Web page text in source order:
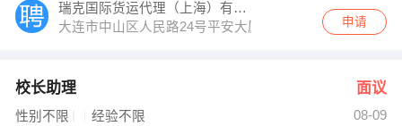
瑞克国际货运代理（上海）有限公司大连分公
大连市中山区人民路24号平安大厦
申请
校长助理 面议
性别不限 经验不限
08-09